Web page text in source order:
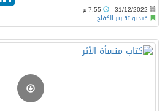
31/12/2022
فيديو تقارير الكفاح